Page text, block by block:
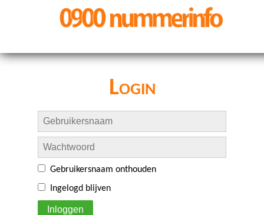
Login
Gebruikersnaam onthouden
Ingelogd blijven
Inloggen